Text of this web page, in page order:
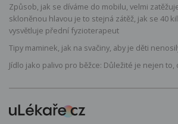
Způsob, jak se díváme do mobilu, velmi
skloněnou hlavou je to stejná zátěž, jak se 40
vysvětluje přední fyzioterapeut
Tipy maminek, jak na svačiny, aby je děti
Jídlo jako palivo pro běžce: Důležité je nejen to,